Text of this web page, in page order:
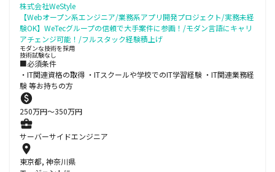
株式会社WeStyle
【Webオープン系エンジニア/業務系アプリ開発プロジェクト/実務未経
験OK】WeTecグループの信頼で大手案件に参画！/モダン言語にキャリ
アチェンジ可能！/フルスタック経験積上げ
モダンな技術を採用
技術試験なし
■必須条件
・IT関連資格の取得 ・ITスクールや学校でのIT学習経験 ・IT関連業務経
験 等お持ちの方
250万円〜350万円
サーバーサイドエンジニア
東京都, 神奈川県